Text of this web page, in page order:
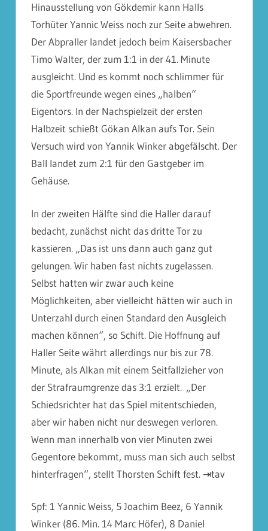
Hinausstellung von Gökdemir kann Halls
Torhüter Yannic Weiss noch zur Seite abwehren.
Der Abpraller landet jedoch beim Kaisersbacher
Timo Walter, der zum 1:1 in der 41. Minute
ausgleicht. Und es kommt noch schlimmer für
die Sportfreunde wegen eines „halben“
Eigentors. In der Nachspielzeit der ersten
Halbzeit schießt Gökan Alkan aufs Tor. Sein
Versuch wird von Yannik Winker abgefälscht. Der
Ball landet zum 2:1 für den Gastgeber im
Gehäuse.
In der zweiten Hälfte sind die Haller darauf
bedacht, zunächst nicht das dritte Tor zu
kassieren. „Das ist uns dann auch ganz gut
gelungen. Wir haben fast nichts zugelassen.
Selbst hatten wir zwar auch keine
Möglichkeiten, aber vielleicht hätten wir auch in
Unterzahl durch einen Standard den Ausgleich
machen können“, so Schift. Die Hoffnung auf
Haller Seite währt allerdings nur bis zur 78.
Minute, als Alkan mit einem Seitfallzieher von
der Strafraumgrenze das 3:1 erzielt. „Der
Schiedsrichter hat das Spiel mitentschieden,
aber wir haben nicht nur deswegen verloren.
Wenn man innerhalb von vier Minuten zwei
Gegentore bekommt, muss man sich auch selbst
hinterfragen“, stellt Thorsten Schift fest. ⇥tav
Spf: 1 Yannic Weiss, 5 Joachim Beez, 6 Yannik
Winker (86. Min. 14 Marc Höfer), 8 Daniel